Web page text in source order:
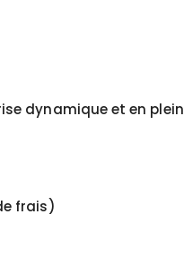
dynamique et en
frais)